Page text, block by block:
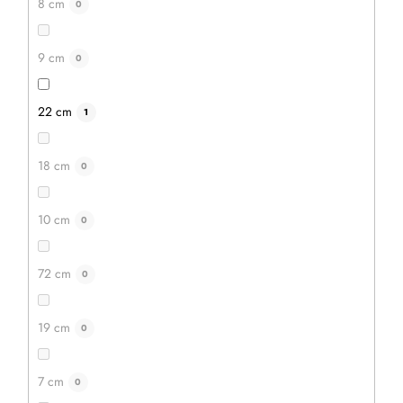
8 cm 0
9 cm 0
22 cm 1
18 cm 0
10 cm 0
72 cm 0
19 cm 0
7 cm 0
Aktion